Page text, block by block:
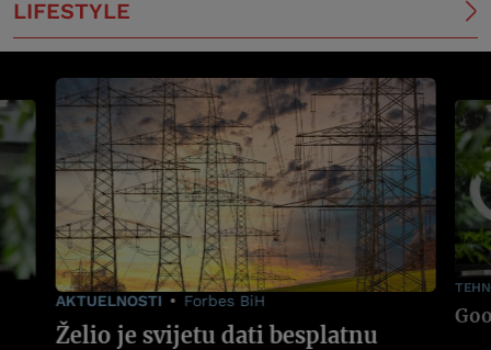
LIFESTYLE
AKTUELNOSTI Forbes BiH
Želio je svijetu dati besplatnu